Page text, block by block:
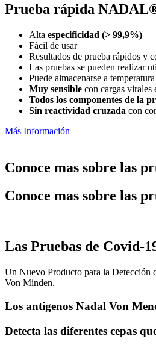
Prueba rápida
Alta especificidad (> 99,9%)
Fácil de usar
Resultados de prueba rápidos y
Las pruebas se pueden realizar
Puede almacenarse a
Muy sensible con cargas virales
Todos los componentes de la
Sin reactividad cruzada con
Más Información
Conoce mas sobre las
Conoce mas sobre las
Las Pruebas de Covid-
Un Nuevo Producto para la Detección
Von Minden.
Los antigenos Nadal Von
Detecta las diferentes cepas